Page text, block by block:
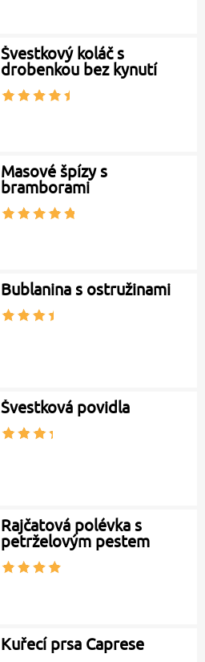
Švestkový koláč s
drobenkou bez kynutí
Masové špízy s
bramborami
Bublanina s ostružinami
Švestková povidla
Rajčatová polévka s
petrželovým pestem
Kuřecí prsa Caprese